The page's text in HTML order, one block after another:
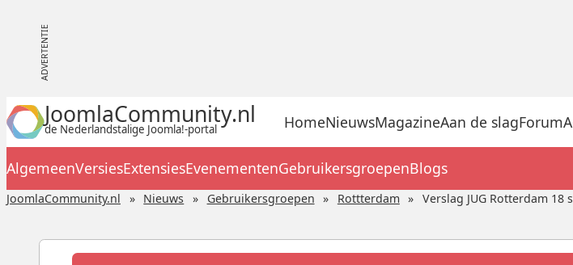
JoomlaCommunity.nl
de Nederlandstalige Joomla!-portal HomeNieuwsMagazineAan de slagForum
AlgemeenVersiesExtensiesEvenementenGebruikersgroepenBlogs
JoomlaCommunity.nl Nieuws Gebruikersgroepen Rottterdam Verslag JUG Rotterdam 18